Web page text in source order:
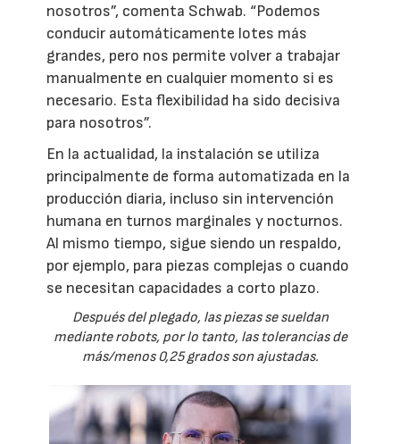
nosotros”, comenta Schwab. “Podemos
conducir automáticamente lotes más
grandes, pero nos permite volver a trabajar
manualmente en cualquier momento si es
necesario. Esta flexibilidad ha sido decisiva
para nosotros”.
En la actualidad, la instalación se utiliza
principalmente de forma automatizada en la
producción diaria, incluso sin intervención
humana en turnos marginales y nocturnos.
Al mismo tiempo, sigue siendo un respaldo,
por ejemplo, para piezas complejas o cuando
se necesitan capacidades a corto plazo.
Después del plegado, las piezas se sueldan
mediante robots, por lo tanto, las tolerancias de
más/menos 0,25 grados son ajustadas.